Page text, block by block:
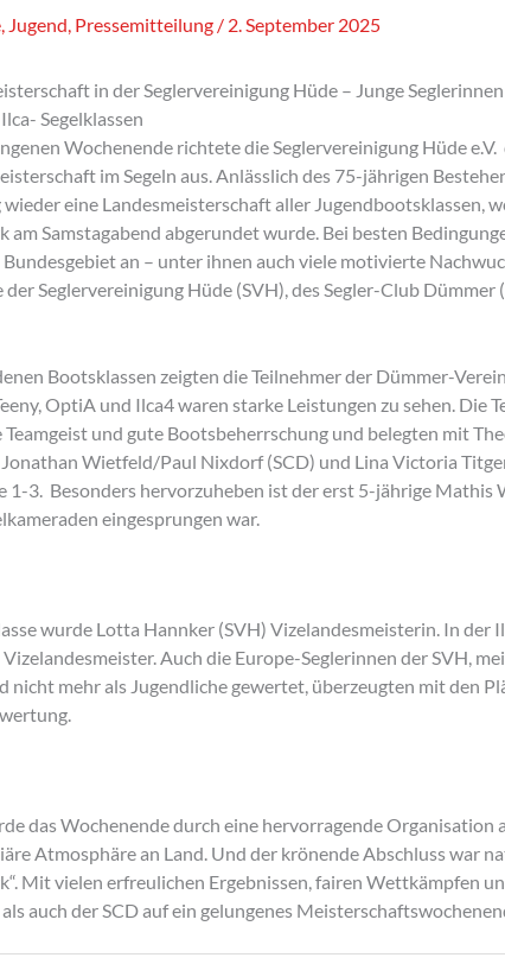
Jugend Pressemitteilung / 2. September 2025
in der Seglervereinigung Hüde – Junge
Segelklassen
Wochenende richtete die Seglervereinigung Hüde
im Segeln aus. Anlässlich des 75-jährigen
wieder eine Landesmeisterschaft aller Jugendbootsklassen,
am Samstagabend abgerundet wurde. Bei besten
Bundesgebiet an – unter ihnen auch viele motivierte
Seglervereinigung Hüde (SVH), des Segler-Club
Bootsklassen zeigten die Teilnehmer der Dümmer-
OptiA und Ilca4 waren starke Leistungen zu sehen. Die
Teamgeist und gute Bootsbeherrschung und belegten mit
Wietfeld/Paul Nixdorf (SCD) und Lina Victoria
1-3. Besonders hervorzuheben ist der erst 5-jährige Mathis
eingesprungen war.
wurde Lotta Hannker (SVH) Vizelandesmeisterin. In der
Auch die Europe-Seglerinnen der SVH,
nicht mehr als Jugendliche gewertet, überzeugten mit den
das Wochenende durch eine hervorragende Organisation
Atmosphäre an Land. Und der krönende Abschluss war
Mit vielen erfreulichen Ergebnissen, fairen Wettkämpfen
auch der SCD auf ein gelungenes